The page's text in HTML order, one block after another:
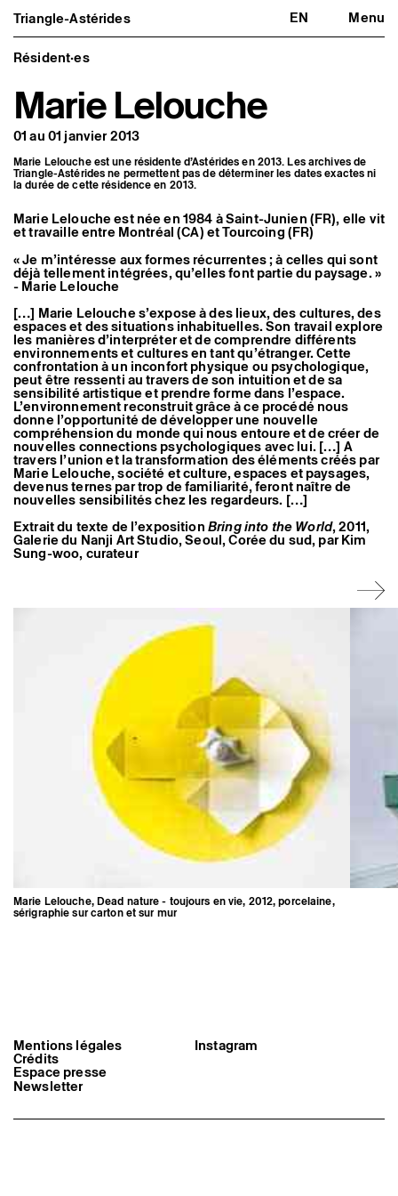
Triangle-Astérides EN Menu
Triangle-Astérides
Centre d’art contemporain
d’intérêt national
et résidence internationale d'artistes
Fermer
Présentation
À propos
Équipe et gouvernance
Formation professionnelle
Adhérer / nous soutenir
Informations pratiques
Programmation
Agenda : en cours et à venir
Expositions
Événements
Programmation éditoriale
Médiation
Publics associés
Les Nouveaux Commanditaires
Artistes résident·es et associé·es
Résident·es
Artistes associé·es
Hors-les-murs
Ancien·nes résident·es et artistes associé·es
Résident·es
Marie Lelouche
01 au 01 janvier 2013
Marie Lelouche est une résidente d’Astérides en 2013. Les archives de
Triangle-Astérides ne permettent pas de déterminer les dates exactes ni
la durée de cette résidence en 2013.
Marie Lelouche est née en 1984 à Saint-Junien (FR), elle vit
et travaille entre Montréal (CA) et Tourcoing (FR)
« Je m’intéresse aux formes récurrentes ; à celles qui sont
déjà tellement intégrées, qu’elles font partie du paysage. »
- Marie Lelouche
[…] Marie Lelouche s’expose à des lieux, des cultures, des
espaces et des situations inhabituelles. Son travail explore
les manières d’interpréter et de comprendre différents
environnements et cultures en tant qu’étranger. Cette
confrontation à un inconfort physique ou psychologique,
peut être ressenti au travers de son intuition et de sa
sensibilité artistique et prendre forme dans l’espace.
L’environnement reconstruit grâce à ce procédé nous
donne l’opportunité de développer une nouvelle
compréhension du monde qui nous entoure et de créer de
nouvelles connections psychologiques avec lui. […] A
travers l’union et la transformation des éléments créés par
Marie Lelouche, société et culture, espaces et paysages,
devenus ternes par trop de familiarité, feront naître de
nouvelles sensibilités chez les regardeurs. […]
Extrait du texte de l’expositionBring into the World, 2011,
Galerie du Nanji Art Studio, Seoul, Corée du sud, par Kim
Sung-woo, curateur
Marie Lelouche, Dead nature - toujours en vie, 2012, porcelaine,
sérigraphie sur carton et sur mur
Marie Lelouche, Dead nature -
toujours en vie, 2012, porcelaine,
sérigraphie sur carton et sur mur
Instagram
Mentions légales
Crédits
Espace presse
Newsletter